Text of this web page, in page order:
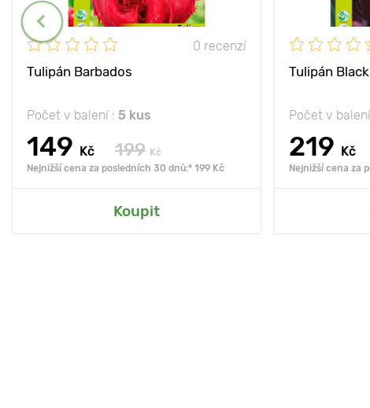
0 recenzí
Tulipán Barbados
Počet v balení : 5 kus
149 Kč 199 Kč
Nejnižší cena za posledních 30 dnů:* 199 Kč
Koupit
Tulipán
Počet v
219 Kč
Nejnižší cena za